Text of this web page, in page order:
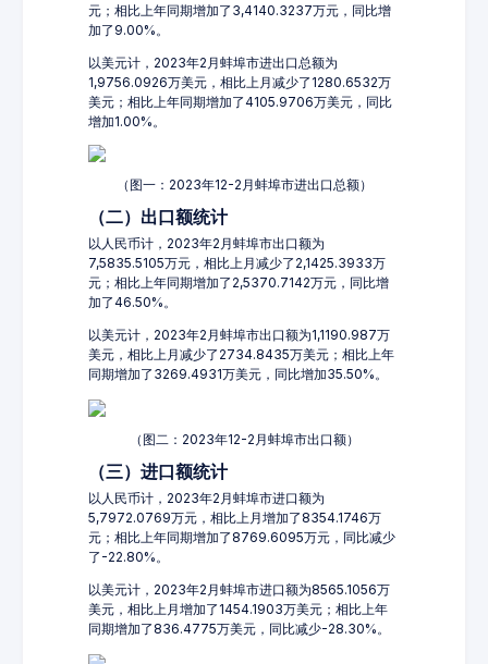
元；相比上年同期增加了3,4140.3237万元，同比增
加了9.00%。
以美元计，2023年2月蚌埠市进出口总额为
1,9756.0926万美元，相比上月减少了1280.6532万
美元；相比上年同期增加了4105.9706万美元，同比
增加1.00%。
（图一：2023年12-2月蚌埠市进出口总额）
（二）出口额统计
以人民币计，2023年2月蚌埠市出口额为
7,5835.5105万元，相比上月减少了2,1425.3933万
元；相比上年同期增加了2,5370.7142万元，同比增
加了46.50%。
以美元计，2023年2月蚌埠市出口额为1,1190.987万
美元，相比上月减少了2734.8435万美元；相比上年
同期增加了3269.4931万美元，同比增加35.50%。
（图二：2023年12-2月蚌埠市出口额）
（三）进口额统计
以人民币计，2023年2月蚌埠市进口额为
5,7972.0769万元，相比上月增加了8354.1746万
元；相比上年同期增加了8769.6095万元，同比减少
了-22.80%。
以美元计，2023年2月蚌埠市进口额为8565.1056万
美元，相比上月增加了1454.1903万美元；相比上年
同期增加了836.4775万美元，同比减少-28.30%。